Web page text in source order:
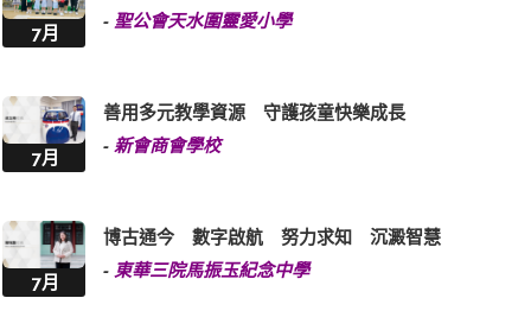
7月
- 聖公會天水圍靈愛小學
7月
善用多元教學資源 守護孩童快樂成長
- 新會商會學校
7月
博古通今 數字啟航 努力求知 沉澱智慧
- 東華三院馬振玉紀念中學